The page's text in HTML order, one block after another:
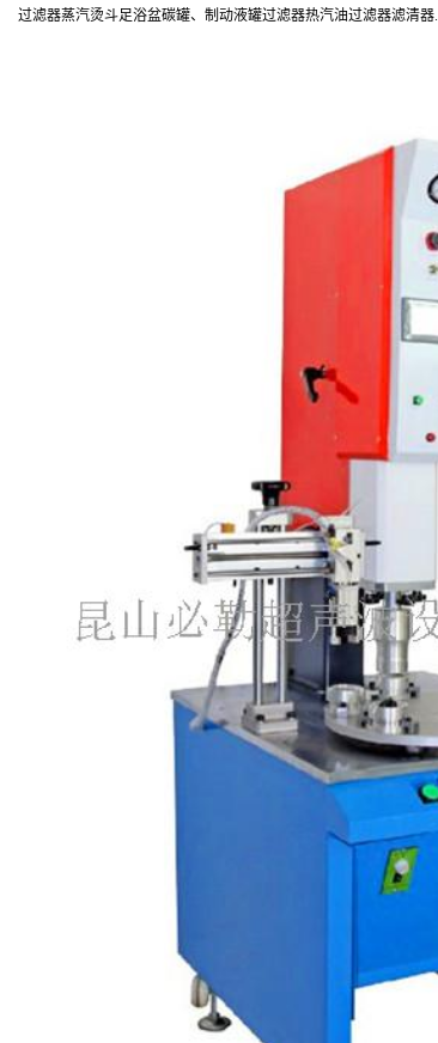
过滤器蒸汽烫斗足浴盆碳罐、制动液罐过滤器热汽油过滤器滤清器.